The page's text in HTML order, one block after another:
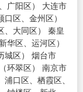
广阳区） 大连市
区、金州区）
、大同区） 秦皇
华区、运河区）
城区） 烟台市
环翠区） 南京市
口区、栖霞区、